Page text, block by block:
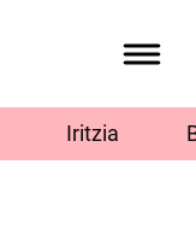
Iritzia